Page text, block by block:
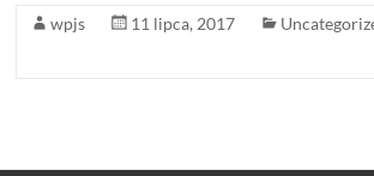
wpjs 11 lipca, 2017